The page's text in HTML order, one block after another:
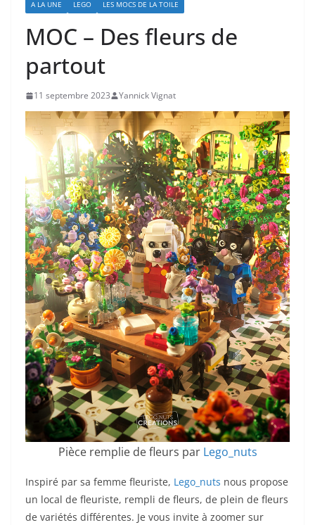
A LA UNE LEGO LES MOCS DE LA TOILE
MOC – Des fleurs de
partout
11 septembre 2023 Yannick Vignat
Pièce remplie de fleurs par Lego_nuts
Inspiré par sa femme fleuriste, Lego_nuts nous propose
un local de fleuriste, rempli de fleurs, de plein de fleurs
de variétés différentes. Je vous invite à zoomer sur